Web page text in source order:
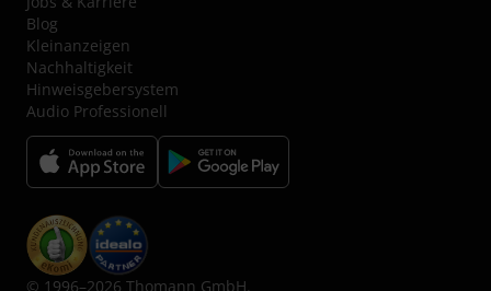
Blog
Kleinanzeigen
Nachhaltigkeit
Hinweisgebersystem
Audio Professionell
© 1996–2026 Thomann GmbH.